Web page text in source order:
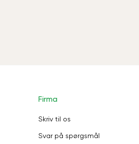
Firma
Skriv til os
Svar på spørgsmål